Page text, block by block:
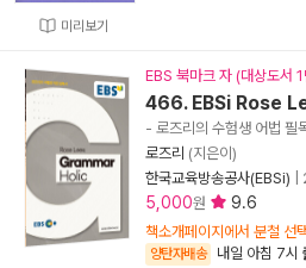
미리보기
EBS 북마크 자 (대상도서
466. EBSi Rose
- 로즈리의 수험생 어법 필
로즈리 (지은이)
한국교육방송공사(EBSi)
5,000원 9.6
책소개페이지에서 분철 선
양탄자배송 내일 아침 7시